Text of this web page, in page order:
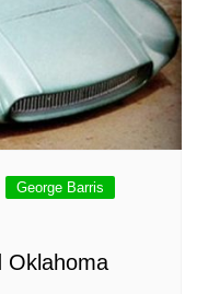
George Barris
Oklahoma